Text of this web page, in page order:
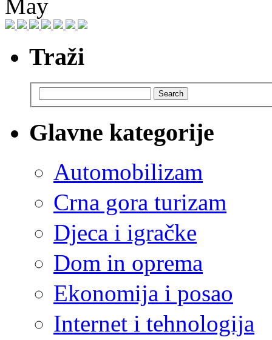
May
Traži
Search
Glavne kategorije
Automobilizam
Crna gora turizam
Djeca i igračke
Dom in oprema
Ekonomija i posao
Internet i tehnologija